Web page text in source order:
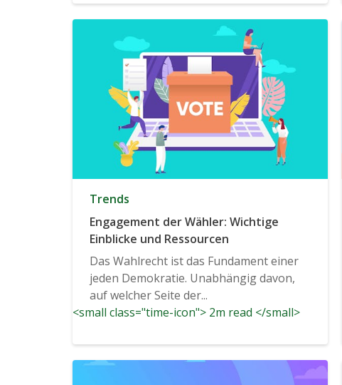
Trends
Engagement der Wähler: Wichtige
Einblicke und Ressourcen
Das Wahlrecht ist das Fundament einer
jeden Demokratie. Unabhängig davon,
auf welcher Seite der...
<small class="time-icon"> 2m read </small>